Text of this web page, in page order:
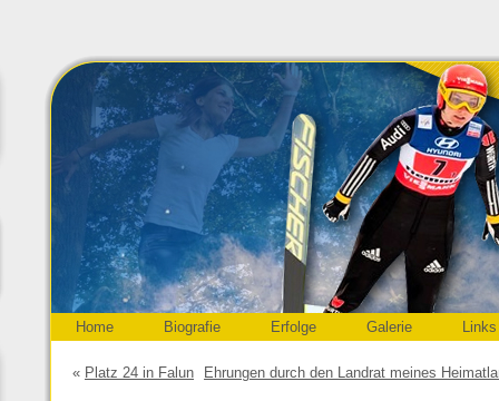
Home Biografie Erfolge Galerie Links
« Platz 24 in Falun Ehrungen durch den Landrat meines